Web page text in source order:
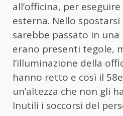
all’officina, per
esterna. Nello
sarebbe passato in
erano presenti tegole,
l’illuminazione della
hanno retto e così il
un’altezza che non gli
Inutili i soccorsi del